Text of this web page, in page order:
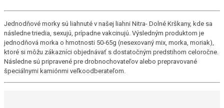
Jednodňové morky sú liahnuté v našej liahni Nitra- Dolné Krškany, kde sa
následne triedia, sexujú, prípadne vakcinujú. Výsledným produktom je
jednodňová morka o hmotnosti 50-65g (nesexovaný mix, morka, moriak),
ktoré si môžu zákazníci objednávať s dostatočným predstihom celoročne.
Následne sú pripravené pre drobnochovateľov alebo prepravované
špeciálnymi kamiónmi veľkoodberateľom.